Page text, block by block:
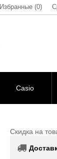
Избранные (0)
Casio
Скидка на